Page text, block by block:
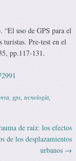
uso de GPS para el
turistas. Pre-test en el
pp.117-131.
, gps, tecnología,
de raíz: los efectos
de los desplazamientos
urbanos →